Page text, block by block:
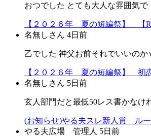
おつでした とても大人な雰囲気
【２０２６年 夏の短編祭】 【
名無しさん 4日前
乙でした 神父お前それでいいの
【２０２６年 夏の短編祭】 初
名無しさん 5日前
玄人部門だと最低50レス書かな
(お知らせ)やる夫スレ新人賞 ル
やる夫広場 管理人 5日前